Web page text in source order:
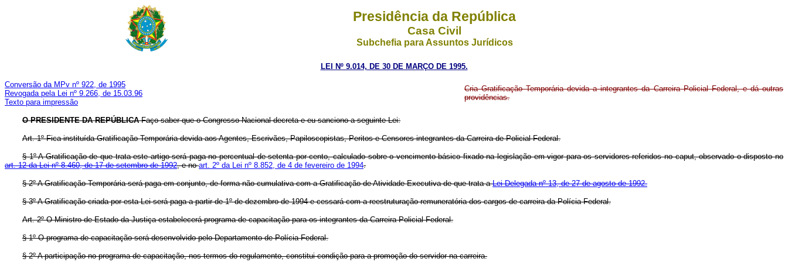
Presidência da República
Casa Civil
Subchefia para Assuntos Jurídicos
LEI Nº 9.014, DE 30 DE MARÇO DE 1995.
Conversão da MPv nº 922, de 1995
Revogada pela Lei nº 9.266, de 15.03.96
Texto para impressão
Cria Gratificação Temporária devida a integrantes da Carreira Policial Federal, e dá outras
providências.
O PRESIDENTE DA REPÚBLICAFaço saber que o Congresso Nacional decreta e eu sanciono a seguinte Lei:
Art. 1º Fica instituída Gratificação Temporária devida aos Agentes, Escrivães, Papiloscopistas, Peritos e Censores integrantes da Carreira de Policial Federal.
§ 1º A Gratificação de que trata este artigo será paga no percentual de setenta por cento, calculado sobre o vencimento básico fixado na legislação em vigor para os servidores referidos no caput, observado o disposto no
art. 12 da Lei nº 8.460, de 17 de setembro de 1992, e noart. 2º da Lei nº 8.852, de 4 de fevereiro de 1994.
§ 2º A Gratificação Temporária será paga em conjunto, de forma não cumulativa com a Gratificação de Atividade Executiva de que trata aLei Delegada nº 13, de 27 de agosto de 1992.
§ 3º A Gratificação criada por esta Lei será paga a partir de 1º de dezembro de 1994 e cessará com a reestruturação remuneratória dos cargos de carreira da Polícia Federal.
Art. 2º O Ministro de Estado da Justiça estabelecerá programa de capacitação para os integrantes da Carreira Policial Federal.
§ 1º O programa de capacitação será desenvolvido pelo Departamento de Polícia Federal.
§ 2º A participação no programa de capacitação, nos termos do regulamento, constitui condição para a promoção do servidor na carreira.